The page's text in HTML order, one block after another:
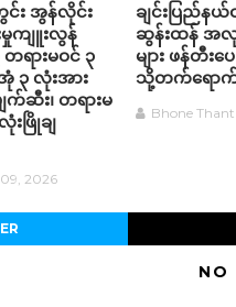
း အွန်လိုင်း
ကျူးလွန်
ားမဝင် ၃
လုံးအား
က်ဆီး၊ တရားမ
ဖြိုချ
2026
ချင်းပြည်န
ဆွန်းထန် အ
များ ဖန်တီးပ
သို့တက်ရော
Bhone Thant
NO